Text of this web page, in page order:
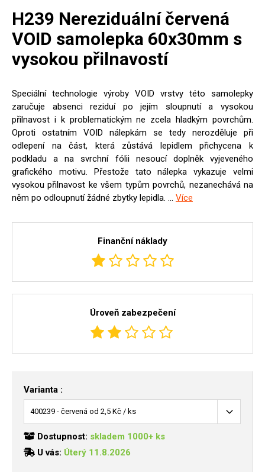
H239 Nereziduální červená
VOID samolepka 60x30mm s
vysokou přilnavostí
Speciální technologie výroby VOID vrstvy této samolepky
zaručuje absenci reziduí po jejím sloupnutí a vysokou
přilnavost i k problematickým ne zcela hladkým povrchům.
Oproti ostatním VOID nálepkám se tedy nerozděluje při
odlepení na část, která zůstává lepidlem přichycena k
podkladu a na svrchní fólii nesoucí doplněk vyjeveného
grafického motivu. Přestože tato nálepka vykazuje velmi
vysokou přilnavost ke všem typům povrchů, nezanechává na
něm po odloupnutí žádné zbytky lepidla. ... Více
Finanční náklady
Úroveň zabezpečení
Varianta :
Dostupnost: skladem 1000+ ks
U vás: Úterý 11.8.2026